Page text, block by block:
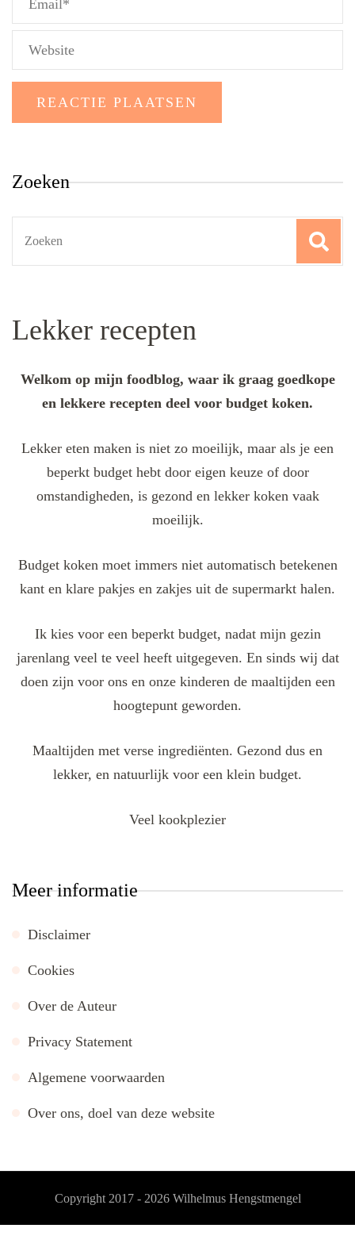
Zoeken
Lekker recepten
Welkom op mijn foodblog, waar ik graag goedkope
en lekkere recepten deel voor budget koken.
Lekker eten maken is niet zo moeilijk, maar als je een
beperkt budget hebt door eigen keuze of door
omstandigheden, is gezond en lekker koken vaak
moeilijk.
Budget koken moet immers niet automatisch betekenen
kant en klare pakjes en zakjes uit de supermarkt halen.
Ik kies voor een beperkt budget, nadat mijn gezin
jarenlang veel te veel heeft uitgegeven. En sinds wij dat
doen zijn voor ons en onze kinderen de maaltijden een
hoogtepunt geworden.
Maaltijden met verse ingrediënten. Gezond dus en
lekker, en natuurlijk voor een klein budget.
Veel kookplezier
Meer informatie
Disclaimer
Cookies
Over de Auteur
Privacy Statement
Algemene voorwaarden
Over ons, doel van deze website
Copyright 2017 - 2026 Wilhelmus Hengstmengel